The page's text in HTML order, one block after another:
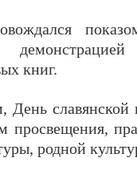
книг.
День славянской
просвещения,
родной